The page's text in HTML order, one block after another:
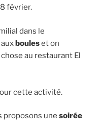
février.
dans le
bouleset on
au restaurant El
cette activité.
proposons une soirée